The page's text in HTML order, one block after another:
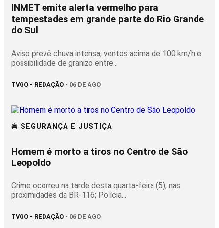
INMET emite alerta vermelho para
tempestades em grande parte do Rio Grande
do Sul
Aviso prevê chuva intensa, ventos acima de 100 km/h e
possibilidade de granizo entre...
TVGO - REDAÇÃO - 06 DE AGO
🚔 SEGURANÇA E JUSTIÇA
Homem é morto a tiros no Centro de São
Leopoldo
Crime ocorreu na tarde desta quarta-feira (5), nas
proximidades da BR-116; Polícia...
TVGO - REDAÇÃO - 06 DE AGO